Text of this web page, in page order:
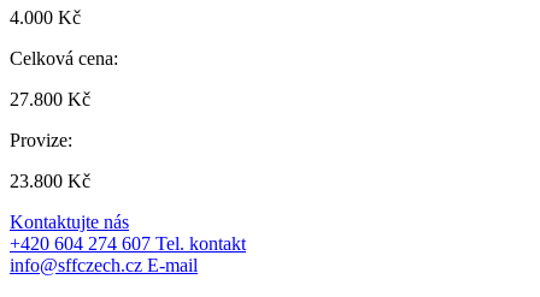
4.000 Kč
Celková cena:
27.800 Kč
Provize:
23.800 Kč
Kontaktujte nás
+420 604 274 607 Tel. kontakt
info@sffczech.cz E-mail